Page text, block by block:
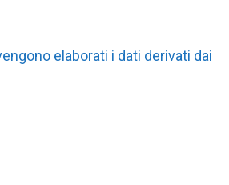
elaborati i dati derivati dai